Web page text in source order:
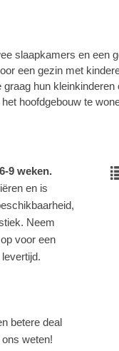
slaapkamers en een
een gezin met
graag hun
hoofdgebouw te
9 weken.
en is
Neem
voor een
betere deal
weten!